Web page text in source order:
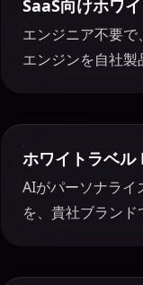
SaaS向けホワ
エンジニア不要
エンジンを自社製
ホワイトラベ
AIがパーソナラ
を、貴社ブランド